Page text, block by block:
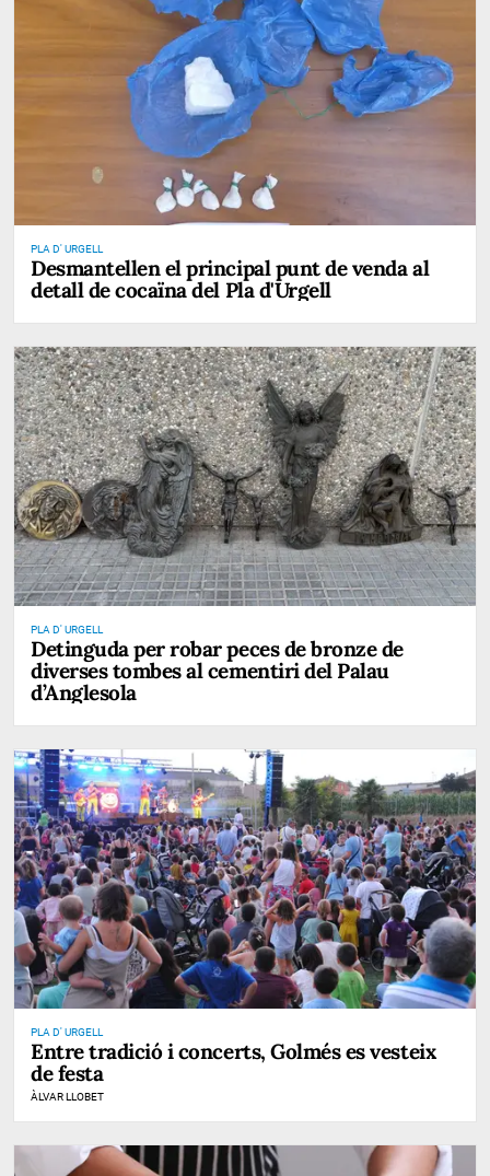
PLA D' URGELL
Desmantellen el principal punt de venda al
detall de cocaïna del Pla d'Urgell
PLA D' URGELL
Detinguda per robar peces de bronze de
diverses tombes al cementiri del Palau
d’Anglesola
PLA D' URGELL
Entre tradició i concerts, Golmés es vesteix
de festa
ÀLVAR LLOBET